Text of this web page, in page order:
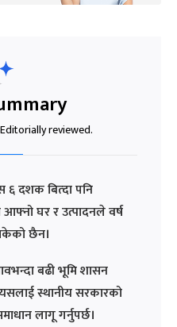
reviewed.
६ दशक बित्दा पनि
घर र उत्पादनले वर्ष
छैन।
बढी भूमि शासन
स्थानीय सरकारको
लागू गर्नुपर्छ।